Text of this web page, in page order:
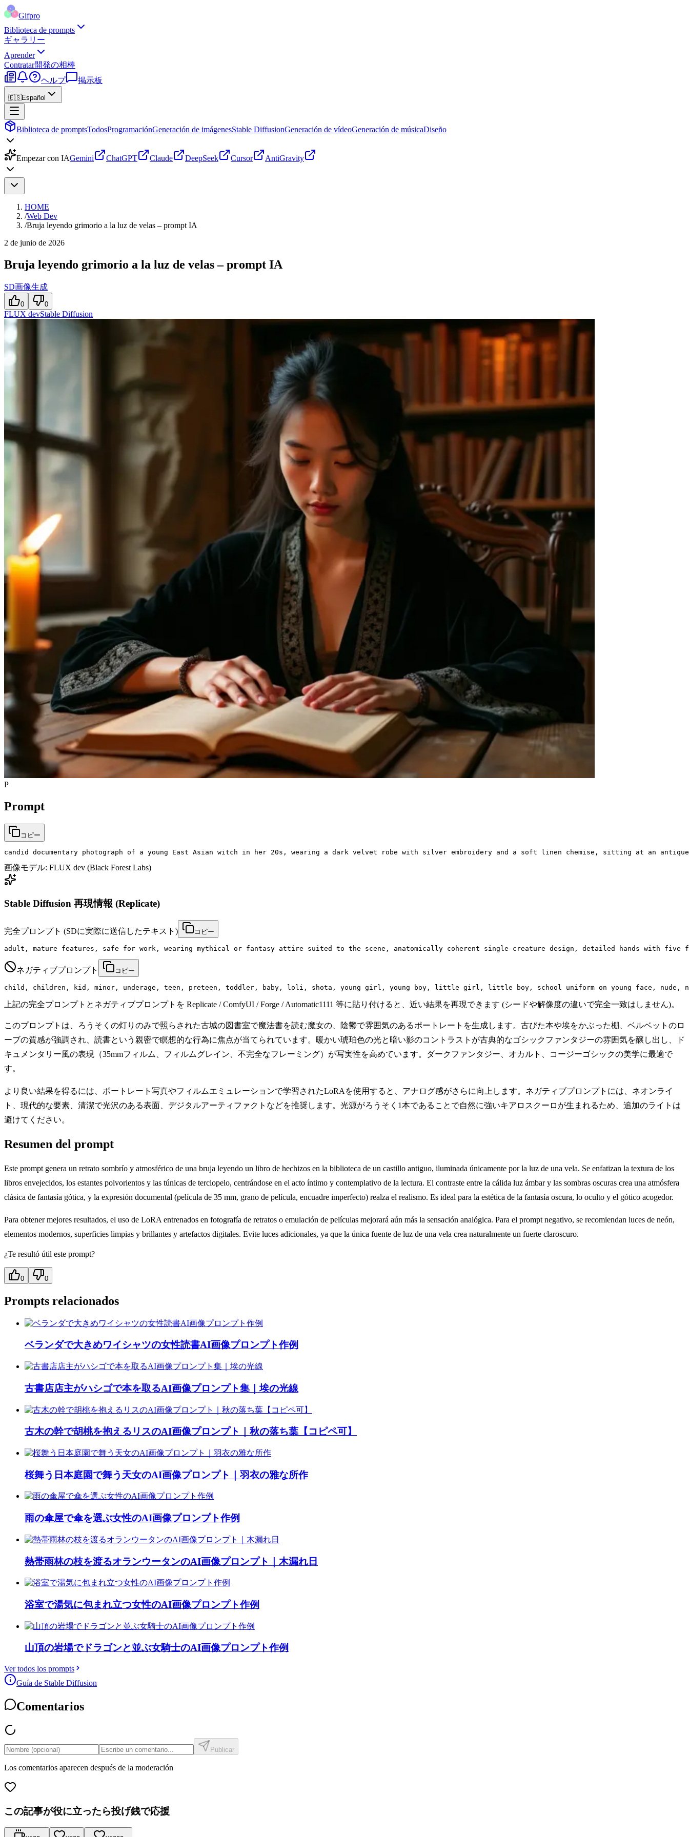
Gifpro
Biblioteca de prompts
ギャラリー
Aprender
Contratar開発の相棒
ヘルプ
掲示板
🇪🇸Español
Biblioteca de promptsTodosProgramaciónGeneración de imágenesStable DiffusionGeneración de vídeoGeneración de músicaDiseño
Empezar con IAGemini ChatGPT Claude DeepSeek Cursor AntiGravity
HOME
/Web Dev
/Bruja leyendo grimorio a la luz de velas – prompt IA
2 de junio de 2026
Bruja leyendo grimorio a la luz de velas – prompt IA
SD画像生成
0 0
FLUX devStable Diffusion
P
Prompt
コピー
candid documentary photograph of a young East Asian witch in her 20s, wearing a dark velvet robe with silver embroidery and a soft linen chemise, sitting at an
画像モデル: FLUX dev (Black Forest Labs)
Stable Diffusion 再現情報 (Replicate)
完全プロンプト (SDに実際に送信したテキスト) コピー
adult, mature features, safe for work, wearing mythical or fantasy attire suited to the scene, anatomically coherent single-creature design, detailed hands with
ネガティブプロンプト コピー
child, children, kid, minor, underage, teen, preteen, toddler, baby, loli, shota, young girl, young boy, little girl, little boy, school uniform on young face, nude,
上記の完全プロンプトとネガティブプロンプトを Replicate / ComfyUI / Forge / Automatic1111 等に貼り付けると、近い結果を再現できます (シードや解像度の違いで完全一致はしません)。
このプロンプトは、ろうそくの灯りのみで照らされた古城の図書室で魔法書を読む魔女の、陰鬱で雰囲気のあるポートレートを生成します。古びた本や埃をかぶった棚、ベルベットのロ
ーブの質感が強調され、読書という親密で瞑想的な行為に焦点が当てられています。暖かい琥珀色の光と暗い影のコントラストが古典的なゴシックファンタジーの雰囲気を醸し出し、ド
キュメンタリー風の表現（35mmフィルム、フィルムグレイン、不完全なフレーミング）が写実性を高めています。ダークファンタジー、オカルト、コージーゴシックの美学に最適で
す。
より良い結果を得るには、ポートレート写真やフィルムエミュレーションで学習されたLoRAを使用すると、アナログ感がさらに向上します。ネガティブプロンプトには、ネオンライ
ト、現代的な要素、清潔で光沢のある表面、デジタルアーティファクトなどを推奨します。光源がろうそく1本であることで自然に強いキアロスクーロが生まれるため、追加のライトは
避けてください。
Resumen del prompt
Este prompt genera un retrato sombrío y atmosférico de una bruja leyendo un libro de hechizos en la biblioteca de un castillo antiguo, iluminada únicamente por la luz de una vela. Se enfatizan la textura de los
libros envejecidos, los estantes polvorientos y las túnicas de terciopelo, centrándose en el acto íntimo y contemplativo de la lectura. El contraste entre la cálida luz ámbar y las sombras oscuras crea una atmósfera
clásica de fantasía gótica, y la expresión documental (película de 35 mm, grano de película, encuadre imperfecto) realza el realismo. Es ideal para la estética de la fantasía oscura, lo oculto y el gótico acogedor.
Para obtener mejores resultados, el uso de LoRA entrenados en fotografía de retratos o emulación de películas mejorará aún más la sensación analógica. Para el prompt negativo, se recomiendan luces de neón,
elementos modernos, superficies limpias y brillantes y artefactos digitales. Evite luces adicionales, ya que la única fuente de luz de una vela crea naturalmente un fuerte claroscuro.
¿Te resultó útil este prompt?
0 0
Prompts relacionados
ベランダで大きめワイシャツの女性読書AI画像プロンプト作例
古書店店主がハシゴで本を取るAI画像プロンプト集｜埃の光線
古木の幹で胡桃を抱えるリスのAI画像プロンプト｜秋の落ち葉【コピペ可】
桜舞う日本庭園で舞う天女のAI画像プロンプト｜羽衣の雅な所作
雨の傘屋で傘を選ぶ女性のAI画像プロンプト作例
熱帯雨林の枝を渡るオランウータンのAI画像プロンプト｜木漏れ日
浴室で湯気に包まれ立つ女性のAI画像プロンプト作例
山頂の岩場でドラゴンと並ぶ女騎士のAI画像プロンプト作例
Ver todos los prompts
Guía de Stable Diffusion
Comentarios
Publicar
Los comentarios aparecen después de la moderación
この記事が役に立ったら投げ銭で応援